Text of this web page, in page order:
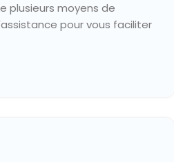
plusieurs moyens de
pour vous faciliter